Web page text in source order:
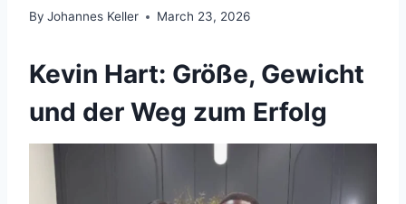
By Johannes Keller March 23, 2026
Kevin Hart: Größe, Gewicht
und der Weg zum Erfolg